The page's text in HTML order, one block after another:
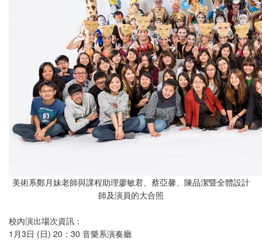
美術系鄭月妹老師與課程助理廖敏君、蔡亞馨、陳品潔暨全體設計
師及演員的大合照
校內演出場次資訊：
1月3日 (日) 20：30 音樂系演奏廳